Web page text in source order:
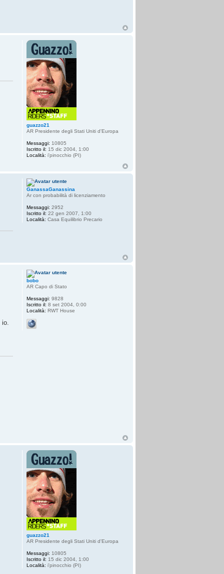
guazzo21
AR Presidente degli Stati Uniti d'Europa
Messaggi: 10805
Iscritto il: 15 dic 2004, 1:00
Località: i'pinocchio (PI)
GanassaGanassina
Ar con probabilità di licenziamento
Messaggi: 2952
Iscritto il: 22 gen 2007, 1:00
Località: Casa Equilibrio Precario
bobo
AR Capo di Stato
Messaggi: 9828
Iscritto il: 8 set 2004, 0:00
Località: RWT House
guazzo21
AR Presidente degli Stati Uniti d'Europa
Messaggi: 10805
Iscritto il: 15 dic 2004, 1:00
Località: i'pinocchio (PI)